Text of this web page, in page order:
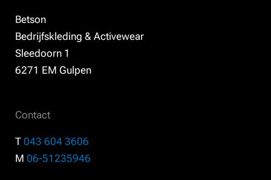
Betson
Bedrijfskleding & Activewear
Sleedoorn 1
6271 EM Gulpen
Contact
T 043 604 3606
M 06-51235946